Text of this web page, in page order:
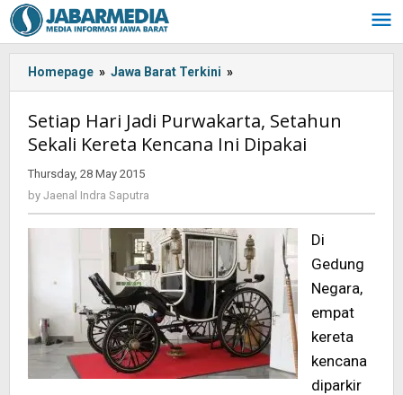
Skip
to
content
Homepage » Jawa Barat Terkini »
Hari
Purwakarta,
Setahun
Dipakai
Setiap Hari Jadi Purwakarta, Setahun
Sekali Kereta Kencana Ini Dipakai
Thursday, 28 May 2015
Saputra
by Jaenal Indra Saputra
Di
Gedung
Negara,
empat
kereta
kencana
diparkir